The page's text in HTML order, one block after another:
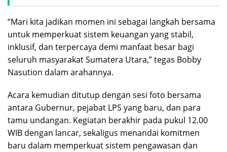
“Mari kita jadikan momen ini sebagai langkah bersama
untuk memperkuat sistem keuangan yang stabil,
inklusif, dan terpercaya demi manfaat besar bagi
seluruh masyarakat Sumatera Utara,” tegas Bobby
Nasution dalam arahannya.
Acara kemudian ditutup dengan sesi foto bersama
antara Gubernur, pejabat LPS yang baru, dan para
tamu undangan. Kegiatan berakhir pada pukul 12.00
WIB dengan lancar, sekaligus menandai komitmen
baru dalam memperkuat sistem pengawasan dan